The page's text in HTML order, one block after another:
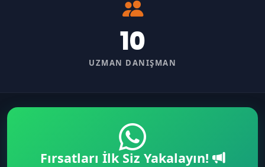
10
UZMAN DANIŞMAN
Fırsatları İlk Siz Yakalayın!